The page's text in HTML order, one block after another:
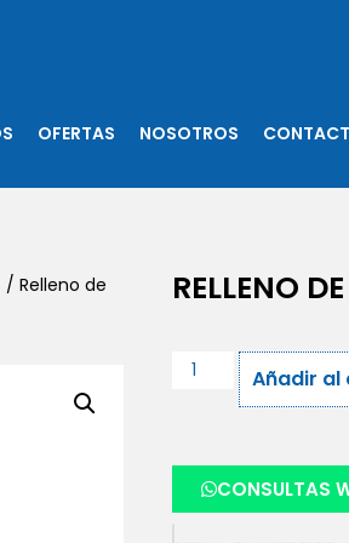
OFERTAS NOSOTROS
/ Relleno de RELLENO
Añadir
CONSULTAS